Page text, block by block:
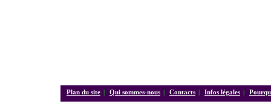
Plan du site | Qui sommes-nous | Contacts | Infos légales |